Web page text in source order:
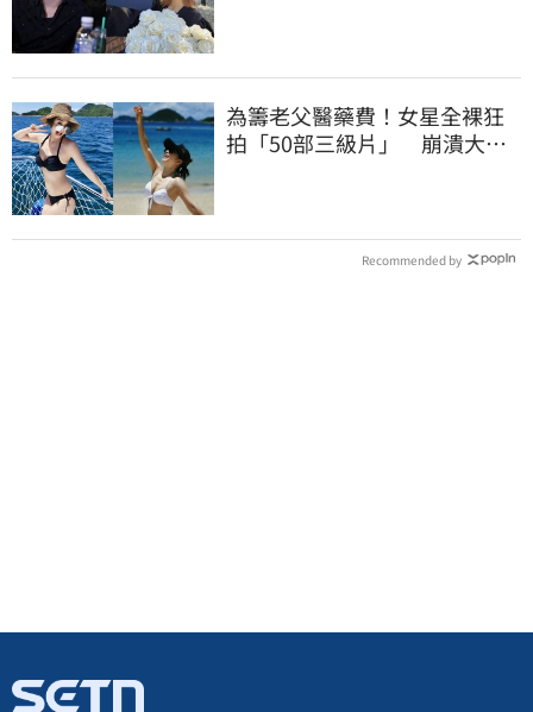
為籌老父醫藥費！女星全裸狂
拍「50部三級片」 崩潰大
Recommended by